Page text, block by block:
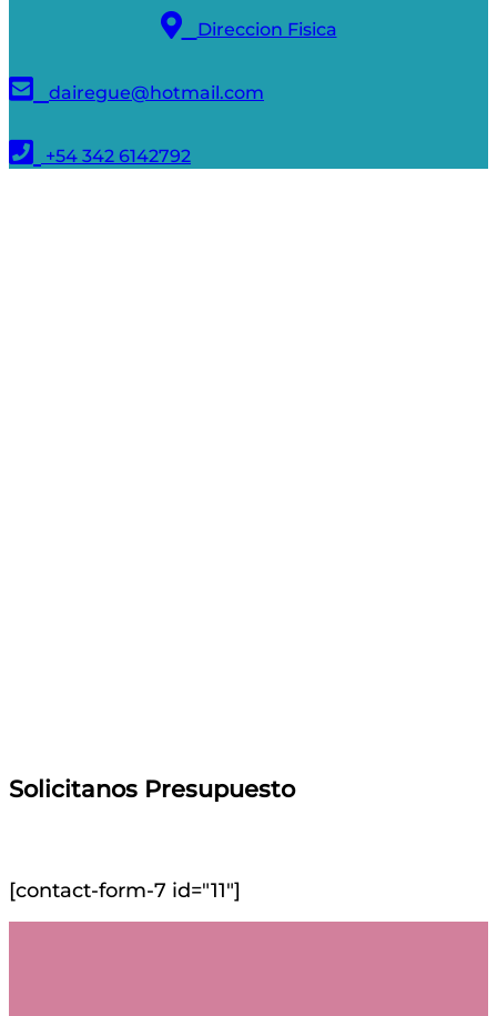
Direccion Fisica
dairegue@hotmail.com
+54 342 6142792
Solicitanos Presupuesto
[contact-form-7 id="11"]